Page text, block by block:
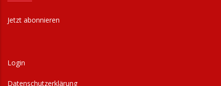
Jetzt abonnieren
Login
Datenschutzerklärung